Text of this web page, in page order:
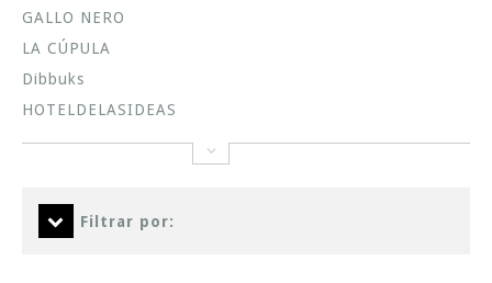
GALLO NERO
LA CÚPULA
Dibbuks
HOTELDELASIDEAS
Filtrar por: